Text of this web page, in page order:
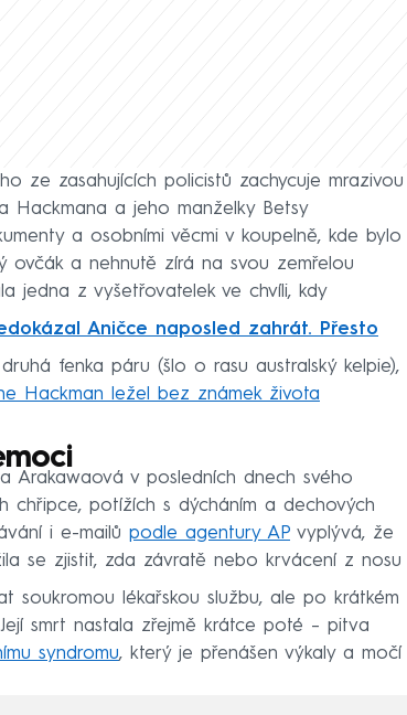
ze zasahujících policistů zachycuje mrazivou
Hackmana a jeho manželky Betsy
a osobními věcmi v koupelně, kde bylo
ovčák a nehnutě zírá na svou zemřelou
jedna z vyšetřovatelek ve chvíli, kdy
Aničce naposled zahrát. Přesto
fenka páru (šlo o rasu australský kelpie),
Hackman ležel bez známek života
Arakawaová v posledních dnech svého
chřipce, potížích s dýcháním a dechových
i e-mailů podle agentury AP vyplývá, že
se zjistit, zda závratě nebo krvácení z nosu
soukromou lékařskou službu, ale po krátkém
smrt nastala zřejmě krátce poté – pitva
syndromu, který je přenášen výkaly a močí